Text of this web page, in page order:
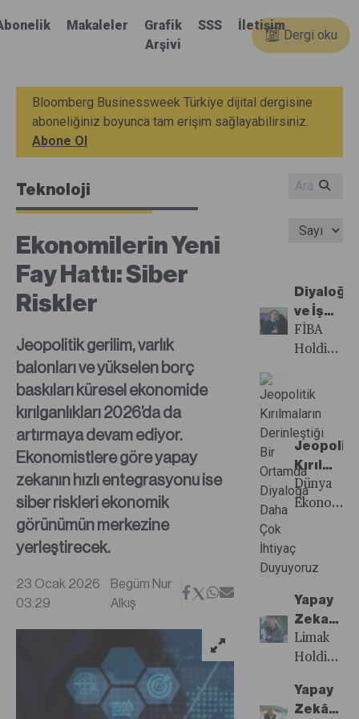
Makaleler
Grafik
Arşivi
SSS İletişim
Dergi oku
Bloomberg Businessweek Türkiye dijital dergisine
aboneliğiniz boyunca tam erişim sağlayabilirsiniz.
Abone Ol
Teknoloji
Ekonomilerin Yeni
Fay Hattı: Siber
Riskler
Jeopolitik gerilim, varlık
balonları ve yükselen borç
baskıları küresel ekonomide
kırılganlıkları 2026’da da
artırmaya devam ediyor.
Ekonomistlere göre yapay
zekanın hızlı entegrasyonu ise
siber riskleri ekonomik
görünümün merkezine
yerleştirecek.
23 Ocak 2026
03:29
Begüm Nur
Alkış
Diyaloğu
ve İş
Birliğini
Ön
Tutma
Zamanı
FİBA
Holding
Kurulu
Başkanı
Murat
Özyeğin,
kritik bir
başladığı,
göre
hareket
ettiği bir
dönemde
ve iş
birliğinin
Bir
İhtiyaç
Dünya
Ekonomik
Ağlar
Müdürü
Aytuğ
Göksu;
dünyası,
devlet
Yapay
Zeka
İçin Su
Trilyon
Euro
Limak
Holding
Kurulu
Başkanı
Yapay
Zekânın